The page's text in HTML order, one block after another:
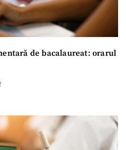
de bacalaureat: orarul